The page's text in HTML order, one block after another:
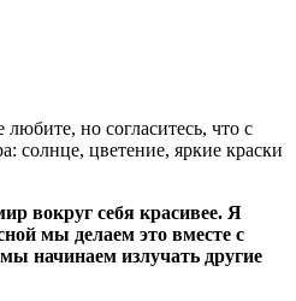
но согласитесь, что с
солнце, цветение, яркие краски
вокруг себя красивее. Я
мы делаем это вместе с
начинаем излучать другие